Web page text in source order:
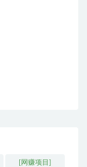
[网赚项目]